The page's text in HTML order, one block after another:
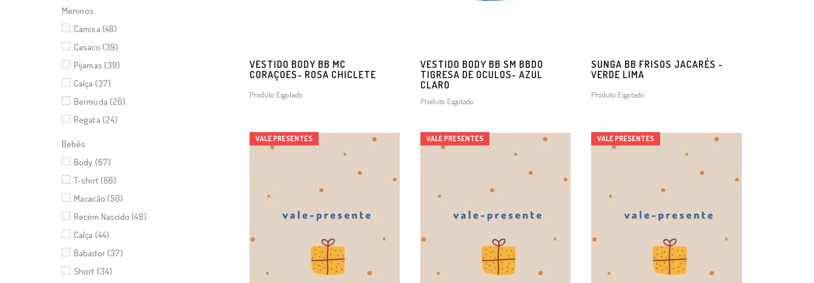
Meninos
Camisa (48)
Casaco (39)
Pijamas (39)
Calça (37)
Bermuda (26)
Regata (24)
Bebês
Body (67)
T-shirt (66)
Macacão (50)
Recém Nascido (48)
Calça (44)
Babador (37)
Short (34)
VESTIDO BODY BB MC
CORAÇOES- ROSA CHICLETE
Produto Esgotado
VESTIDO BODY BB SM BBDO
TIGRESA DE OCULOS- AZUL
CLARO
Produto Esgotado
SUNGA BB FRISOS JACARÉS -
VERDE LIMA
Produto Esgotado
VALE PRESENTES VALE PRESENTES VALE PRESENTES